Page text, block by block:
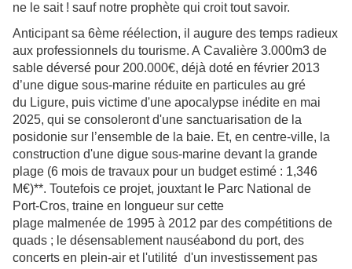
ne le sait ! sauf notre prophète qui croit tout savoir.
Anticipant sa 6ème réélection, il augure des temps radieux
aux professionnels du tourisme. A Cavalière 3.000m3 de
sable déversé pour 200.000€, déjà doté en février 2013
d’une digue sous-marine réduite en particules au gré
du Ligure, puis victime d'une apocalypse inédite en mai
2025, qui se consoleront d'une sanctuarisation de la
posidonie sur l’ensemble de la baie. Et, en centre-ville, la
construction d'une digue sous-marine devant la grande
plage (6 mois de travaux pour un budget estimé : 1,346
M€)**. Toutefois ce projet, jouxtant le Parc National de
Port-Cros, traine en longueur sur cette
plage malmenée de 1995 à 2012 par des compétitions de
quads ; le désensablement nauséabond du port, des
concerts en plein-air et l'utilité d'un investissement pas